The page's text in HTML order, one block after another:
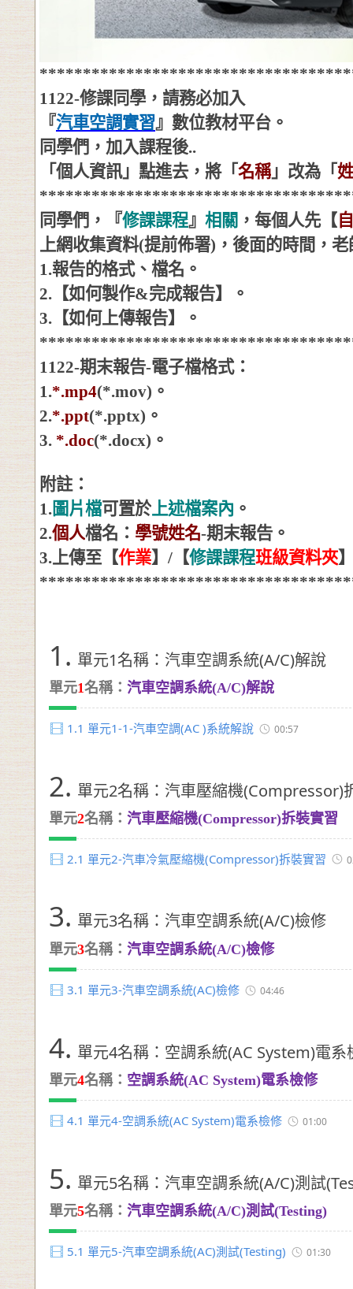
1122-修課同學，請務必加入
『汽車空調實習』數位教材平台。
同學們，加入課程後..
「個人資訊」點進去，將「名稱 」改為「
同學們，『修課課程』 相關 ，每個人先【
上網收集資料(提前佈署) ，後面的時間，
1.報告的格式、檔名。
2. 【如何製作&完成報告】。
3. 【如何上傳報告】。
1122-期末報告-電子檔格式：
1.*.mp4(*.mov) 。
2.*.ppt(*.pptx) 。
3. *.doc(*.docx) 。
附註：
1.圖片檔可置於上述檔案內 。
2.個人檔名： 學號姓名-期末報告。
3.上傳至【作業】 / 【修課課程班級資料夾
1. 單元1名稱：汽車空調系統(A/C)解說
單元1名稱： 汽車空調系統(A/C)解說
1.1 單元1-1-汽車空調(AC )系統解說 00:57
2. 單元2名稱：汽車壓縮機(Compressor)
單元2名稱： 汽車壓縮機(Compressor)拆裝實習
2.1 單元2-汽車冷氣壓縮機(Compressor)拆裝實習
3. 單元3名稱：汽車空調系統(A/C)檢修
單元3名稱： 汽車空調系統(A/C)檢修
3.1 單元3-汽車空調系統(AC)檢修 04:46
4. 單元4名稱：空調系統(AC System)電系
單元4名稱： 空調系統(AC System)電系檢修
4.1 單元4-空調系統(AC System)電系檢修 01:00
5. 單元5名稱：汽車空調系統(A/C)測試
單元5名稱： 汽車空調系統(A/C)測試(Testing)
5.1 單元5-汽車空調系統(AC)測試(Testing) 01:30